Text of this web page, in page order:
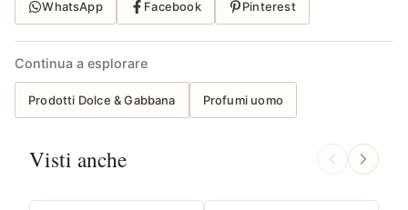
WhatsApp Facebook Pinterest
Continua a esplorare
Prodotti Dolce & Gabbana Profumi uomo
Visti anche